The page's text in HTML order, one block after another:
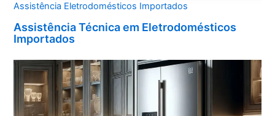
Assistência Eletrodomésticos Importados
Assistência Técnica em Eletrodomésticos
Importados